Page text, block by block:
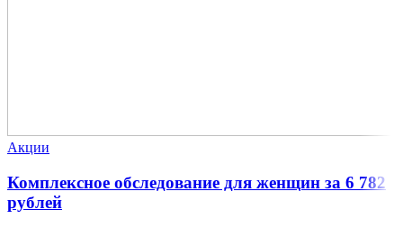
Акции
Комплексное обследование для женщин за 6 782
рублей